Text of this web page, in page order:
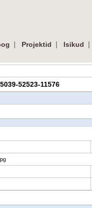
| Projektid | Isikud |
52523-11576